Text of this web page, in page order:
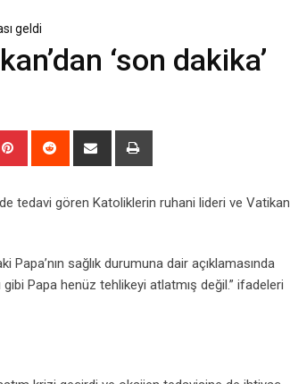
geldi
‘son dakika’
Pinterest Reddit
Share
tedavi gören Katoliklerin ruhani lideri ve Vatikan
sağlık durumuna dair açıklamasında
gibi Papa henüz tehlikeyi atlatmış değil.” ifadeleri